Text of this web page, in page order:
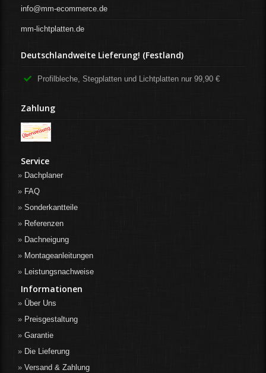
info@mm-ecommerce.de
mm-lichtplatten.de
Deutschlandweite Lieferung! (Festland)
Profilbleche, Stegplatten und Lichtplatten nur 99,90 €
Zahlung
Service
Dachplaner
FAQ
Sonderkantteile
Referenzen
Dachneigung
Montageanleitungen
Leistungsnachweise
Informationen
Über Uns
Preisgestaltung
Garantie
Die Lieferung
Versand & Zahlung